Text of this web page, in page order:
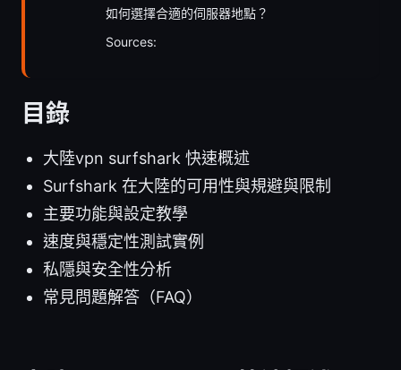
如何選擇合適的伺服器地點？
Sources:
目錄
大陸vpn surfshark 快速概述
Surfshark 在大陸的可用性與規避與限制
主要功能與設定教學
速度與穩定性測試實例
私隱與安全性分析
常見問題解答（FAQ）